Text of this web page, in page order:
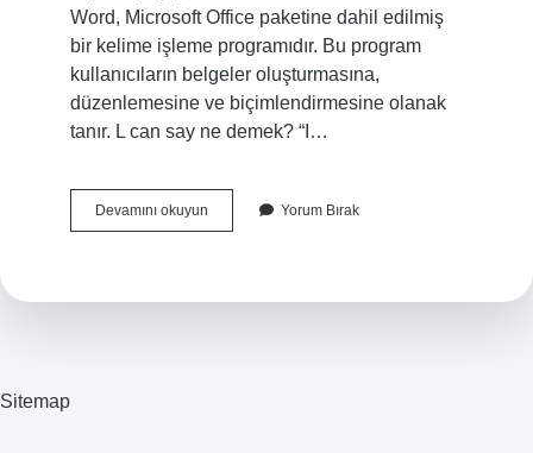
Word, Microsoft Office paketine dahil edilmiş
bir kelime işleme programıdır. Bu program
kullanıcıların belgeler oluşturmasına,
düzenlemesine ve biçimlendirmesine olanak
tanır. L can say ne demek? “I…
Devamını okuyunWords
Türkçesi
Yorum Bırak
Sitemap